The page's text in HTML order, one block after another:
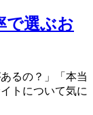
で選ぶお
るの？」「本当
トについて気に